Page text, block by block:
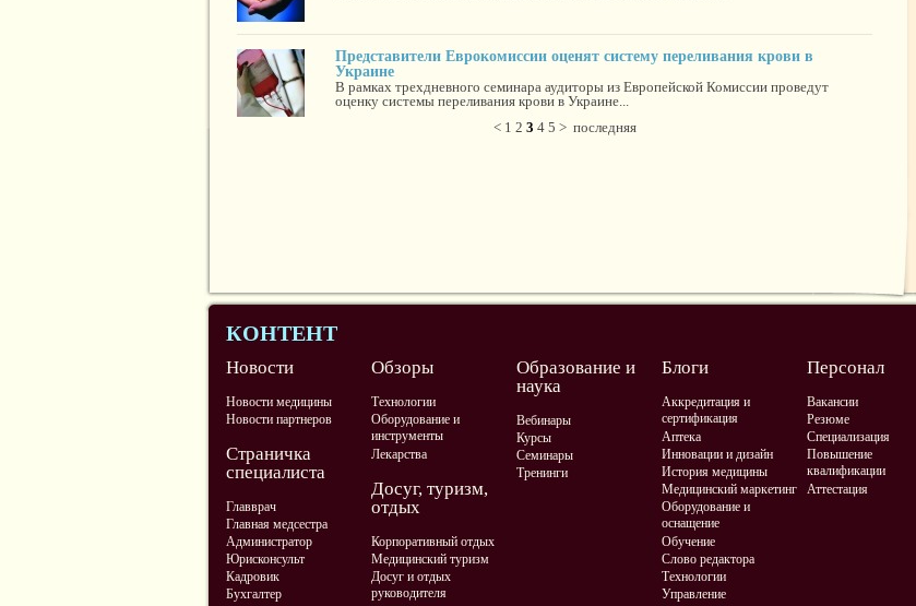
Представители Еврокомиссии оценят систему переливания крови в
Украине
В рамках трехдневного семинара аудиторы из Европейской Комиссии проведут
оценку системы переливания крови в Украине...
< 1 2 3 4 5 > последняя
КОНТЕНТ
Новости
Новости медицины
Новости партнеров
Обзоры
Технологии
Оборудование и
инструменты
Лекарства
Образование и
наука
Вебинары
Курсы
Семинары
Тренинги
Блоги
Аккредитация и
сертификация
Аптека
Инновации и дизайн
История медицины
Медицинский маркетинг
Оборудование и
оснащение
Обучение
Слово редактора
Технологии
Управление
Персонал
Вакансии
Резюме
Специализация
Повышение
квалификации
Аттестация
Страничка
специалиста
Главврач
Главная медсестра
Администратор
Юрисконсульт
Кадровик
Бухгалтер
Досуг, туризм,
отдых
Корпоративный отдых
Медицинский туризм
Досуг и отдых
руководителя